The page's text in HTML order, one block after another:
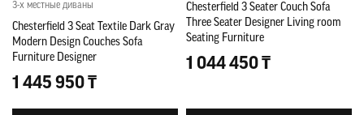
3-х местные диваны
Chesterfield 3 Seat Textile Dark Gray
Modern Design Couches Sofa
Furniture Designer
1 445 950 ₸
Chesterfield 3 Seater Couch Sofa
Three Seater Designer Living room
Seating Furniture
1 044 450 ₸